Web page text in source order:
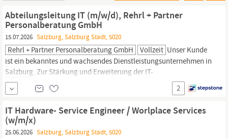
Abteilungsleitung IT (m/w/d), Rehrl + Partner
Personalberatung GmbH
15.07.2026 Salzburg, Salzburg Stadt, 5020
Rehrl + Partner Personalberatung GmbH Vollzeit Unser Kunde
ist ein bekanntes und wachsendes Dienstleistungsunternehmen in
Salzburg. Zur Stärkung und Erweiterung der IT-
Organisationsstruktur besetzen wir aktuell die Position
Abteilungsleitung
-Abteilung in den
Bereichen Infrastruktur & Applikationen Führung eines Teams...
2
IT Hardware- Service Engineer / Worlplace Services
(w/m/x)
25.06.2026 Salzburg, Salzburg Stadt, 5020